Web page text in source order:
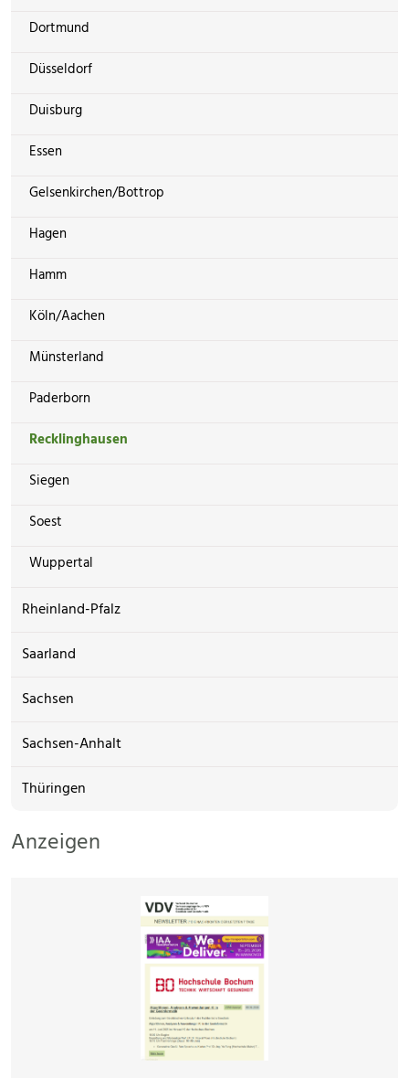
Dortmund
Düsseldorf
Duisburg
Essen
Gelsenkirchen/Bottrop
Hagen
Hamm
Köln/Aachen
Münsterland
Paderborn
Recklinghausen
Siegen
Soest
Wuppertal
Rheinland-Pfalz
Saarland
Sachsen
Sachsen-Anhalt
Thüringen
Anzeigen